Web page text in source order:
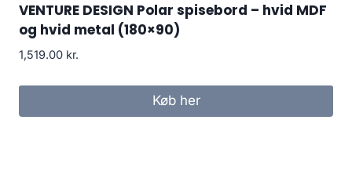
VENTURE DESIGN Polar spisebord – hvid MDF
og hvid metal (180×90)
1,519.00 kr.
Køb her